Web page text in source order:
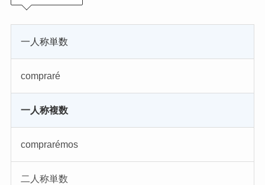
一人称単数
compraré
一人称複数
comprarémos
二人称単数